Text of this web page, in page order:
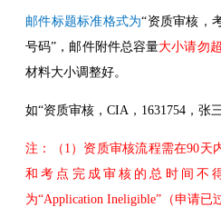
邮件标题标准格式为“资质审核，
号码”，邮件附件总容量大小请勿
材料大小调整好。
如“资质审核，CIA，1631754，张
注：（1）资质审核流程需在90天
和考点完成审核的总时间不
为“Application Ineligible”（申请